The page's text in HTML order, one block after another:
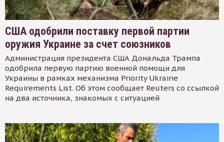
США одобрили поставку первой партии
оружия Украине за счет союзников
Администрация президента США Дональда Трампа
одобрила первую партию военной помощи для
Украины в рамках механизма Priority Ukraine
Requirements List. Об этом сообщает Reuters со ссылкой
на два источника, знакомых с ситуацией